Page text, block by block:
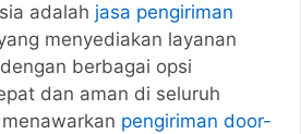
adalah jasa pengiriman
menyediakan layanan
berbagai opsi
dan aman di seluruh
pengiriman door-